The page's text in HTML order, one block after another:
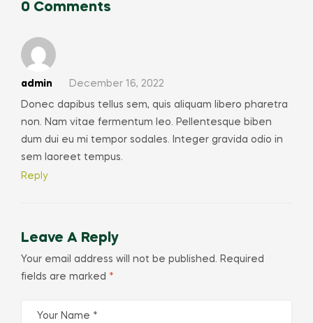
0 Comments
admin December 16, 2022
Donec dapibus tellus sem, quis aliquam libero pharetra
non. Nam vitae fermentum leo. Pellentesque biben
dum dui eu mi tempor sodales. Integer gravida odio in
sem laoreet tempus.
Reply
Leave A Reply
Your email address will not be published. Required
fields are marked *